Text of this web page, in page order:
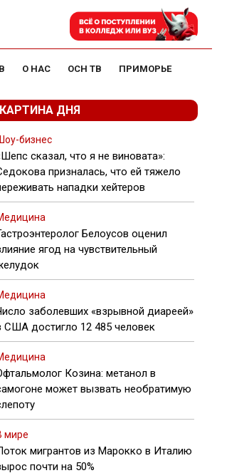
О НАС ОСН ТВ ПРИМОРЬЕ
КАРТИНА ДНЯ
бизнес
сказал, что я не виновата»:
призналась, что ей тяжело
нападки хейтеров
Белоусов оценил
ягод на чувствительный
заболевших «взрывной диареей»
США достигло 12 485 человек
Козина: метанол в
может вызвать необратимую
мире
мигрантов из Марокко в Италию
почти на 50%